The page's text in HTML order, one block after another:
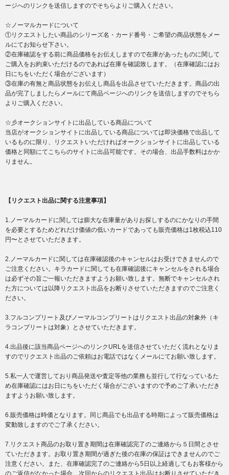
ージへのリンクを送信しますのでそちらよりご購入ください。
☆ノーマルカードについて
①リクエストしたい商品のシリーズ名・カード番号・ご希望の商品状態をメー
ルにてお知らせ下さい。
②在庫確認をする前に商品価格をお伝えしますので在庫があったものに関して
ご購入をお約束いただけるのであれば在庫を確認致します。（在庫確認にはお
日にちをいただく場合がございます）
③在庫の有無と商品状態をお伝えし商品を出品させていただきます。商品の出
品が完了しましたらメールにて商品ページへのリンクを送信しますのでそちら
よりご購入ください。
☆彡オークションサイトに出品している商品について
当店がオークションサイトに出品している商品については即決価格で出品して
いるものに限り、リクエストいただければオークションサイトに出品している
価格と同額にてこちらのサイトに出品可能です。その場合、出品手数料はかか
りません。
【リクエスト出品に関する注意事項】
1.ノーマルカードに関しては膨大な在庫量がありお探しするのにかなりの手間
を必要とするためどれだけ価値の低いカードであっても販売価格は1枚税込110
円〜とさせていただきます。
2.ノーマルカードに関しては在庫確認後のキャンセルはお受けできませんので
ご注意ください。キラカードに関しても在庫確認後にキャンセルをされる場合
は必ずその旨ご一報いただきますようお願い致します。無断でキャンセルされ
た方については以降リクエスト出品をお断りさせていただきますのでご注意く
ださい。
3.フルコンプリート及びノーマルコンプリートはリクエスト出品の対象外（キ
ラコンプリートは対象）とさせていただきます。
4.出品後に該当商品ページへのリンクURLを送信させていただく流れとなりま
すのでリクエスト出品のご依頼はお電話ではなくメールにてお願い致します。
5.私一人で運営しており商品発送や査定等他の業務も並行して行なっているた
め在庫確認にはお日にちをいただく場合がございますので予めご了承いただき
ますようお願い致します。
6.販売価格は時価となります。同じ商品でも出品する時期によって販売価格は
変動致しますのでご了承ください。
7.リクエスト商品のお取り置き期間は在庫確認完了のご連絡から５日間とさせ
ていただきます。お取り置き期間が過ぎた後の在庫の保証はできませんのでご
注意ください。また、在庫確認完了のご連絡から5日以上経過してもお客様から
のご返信がなかった場合、次回からのリクエスト出品はお断りさせていただき